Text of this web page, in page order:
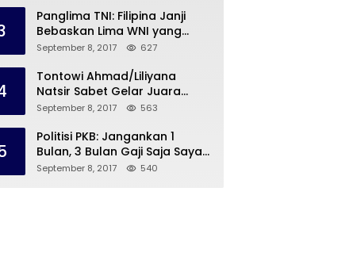
Panglima TNI: Filipina Janji
Bebaskan Lima WNI yang
Disandera Abu Sayyaf
September 8, 2017 627
Tontowi Ahmad/Liliyana
Natsir Sabet Gelar Juara
Dunia Kedua
September 8, 2017 563
Politisi PKB: Jangankan 1
Bulan, 3 Bulan Gaji Saja Saya
Siap untuk Rohingya
September 8, 2017 540